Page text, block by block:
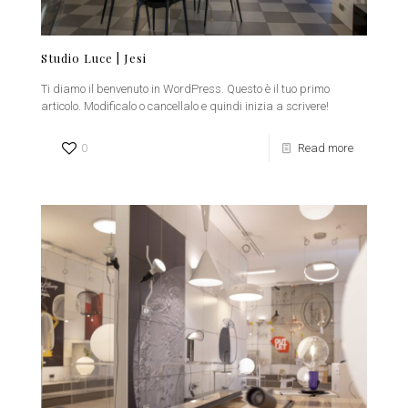
Studio Luce | Jesi
Ti diamo il benvenuto in WordPress. Questo è il tuo primo
articolo. Modificalo o cancellalo e quindi inizia a scrivere!
0 Read more